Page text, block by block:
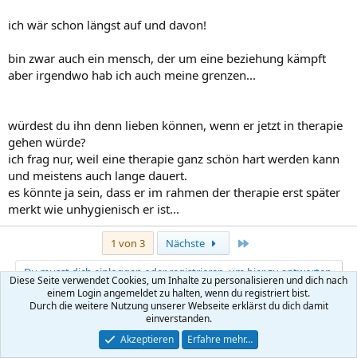
ich wär schon längst auf und davon!
bin zwar auch ein mensch, der um eine beziehung kämpft
aber irgendwo hab ich auch meine grenzen...
würdest du ihn denn lieben können, wenn er jetzt in therapie
gehen würde?
ich frag nur, weil eine therapie ganz schön hart werden kann
und meistens auch lange dauert.
es könnte ja sein, dass er im rahmen der therapie erst später
merkt wie unhygienisch er ist...
1 von 3 Nächste
Du musst dich einloggen oder registrieren, um hier zu antworten.
Teilen: X (Twitter)
BlueskyLinkedInRedditPinterestTumblrWhatsApp
E-MailLink
Partnerschafts-Probleme - Hilfe + Beratung
Diese Seite verwendet Cookies, um Inhalte zu personalisieren und dich nach
einem Login angemeldet zu halten, wenn du registriert bist.
Durch die weitere Nutzung unserer Webseite erklärst du dich damit
einverstanden.
Akzeptieren
Erfahre mehr…